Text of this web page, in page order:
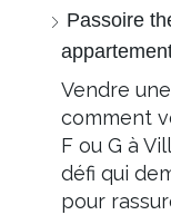
Passoire
Vendre
comment
F ou G à
défi qui
pour